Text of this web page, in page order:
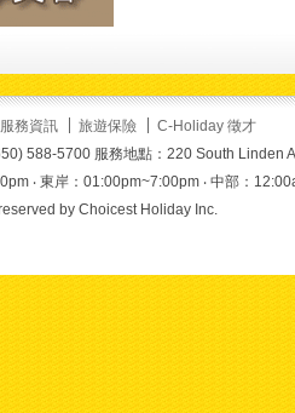
務資訊 旅遊保險
C-Holiday 徵才
588-5700 服務地點：220 South Linden
‧ 東岸：01:00pm~7:00pm ‧ 中部：
by Choicest Holiday Inc.